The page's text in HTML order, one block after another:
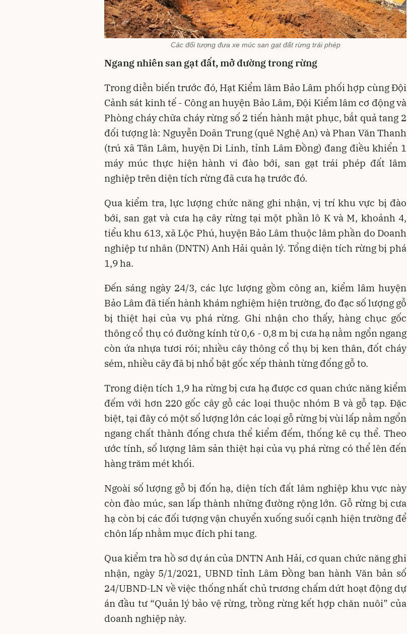
Các đối tượng đưa xe múc san gạt đất rừng trái phép
Ngang nhiên san gạt đất, mở đường trong rừng
Trong diễn biến trước đó, Hạt Kiểm lâm Bảo Lâm phối hợp cùng Đội
Cảnh sát kinh tế - Công an huyện Bảo Lâm, Đội Kiểm lâm cơ động và
Phòng cháy chữa cháy rừng số 2 tiến hành mật phục, bắt quả tang 2
đối tượng là: Nguyễn Doãn Trung (quê Nghệ An) và Phan Văn Thanh
(trú xã Tân Lâm, huyện Di Linh, tỉnh Lâm Đồng) đang điều khiển 1
máy múc thực hiện hành vi đào bới, san gạt trái phép đất lâm
nghiệp trên diện tích rừng đã cưa hạ trước đó.
Qua kiểm tra, lực lượng chức năng ghi nhận, vị trí khu vực bị đào
bới, san gạt và cưa hạ cây rừng tại một phần lô K và M, khoảnh 4,
tiểu khu 613, xã Lộc Phú, huyện Bảo Lâm thuộc lâm phần do Doanh
nghiệp tư nhân (DNTN) Anh Hải quản lý. Tổng diện tích rừng bị phá
1,9 ha.
Đến sáng ngày 24/3, các lực lượng gồm công an, kiểm lâm huyện
Bảo Lâm đã tiến hành khám nghiệm hiện trường, đo đạc số lượng gỗ
bị thiệt hại của vụ phá rừng. Ghi nhận cho thấy, hàng chục gốc
thông cổ thụ có đường kính từ 0,6 - 0,8 m bị cưa hạ nằm ngổn ngang
còn ứa nhựa tươi rói; nhiều cây thông cổ thụ bị ken thân, đốt cháy
sém, nhiều cây đã bị nhổ bật gốc xếp thành từng đống gỗ to.
Trong diện tích 1,9 ha rừng bị cưa hạ được cơ quan chức năng kiểm
đếm với hơn 220 gốc cây gỗ các loại thuộc nhóm B và gỗ tạp. Đặc
biệt, tại đây có một số lượng lớn các loại gỗ rừng bị vùi lấp nằm ngổn
ngang chất thành đống chưa thể kiểm đếm, thống kê cụ thể. Theo
ước tính, số lượng lâm sản thiệt hại của vụ phá rừng có thể lên đến
hàng trăm mét khối.
Ngoài số lượng gỗ bị đốn hạ, diện tích đất lâm nghiệp khu vực này
còn đào múc, san lấp thành những đường rộng lớn. Gỗ rừng bị cưa
hạ còn bị các đối tượng vận chuyển xuống suối cạnh hiện trường để
chôn lấp nhằm mục đích phi tang.
Qua kiểm tra hồ sơ dự án của DNTN Anh Hải, cơ quan chức năng ghi
nhận, ngày 5/1/2021, UBND tỉnh Lâm Đồng ban hành Văn bản số
24/UBND-LN về việc thống nhất chủ trương chấm dứt hoạt động dự
án đầu tư “Quản lý bảo vệ rừng, trồng rừng kết hợp chăn nuôi” của
doanh nghiệp này.